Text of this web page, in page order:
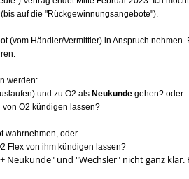
auf die "Rückgewinnungsangebote").
(vom Händler/Vermittler) in Anspruch
werden:
und zu O2 als Neukunde gehen? oder
von O2 kündigen lassen?
wahrnehmen, oder
Flex von ihm kündigen lassen?
und "Wechsler" nicht ganz